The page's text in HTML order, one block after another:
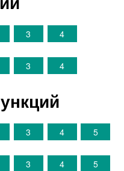
3 4
3 4
3 4 5
3 4 5